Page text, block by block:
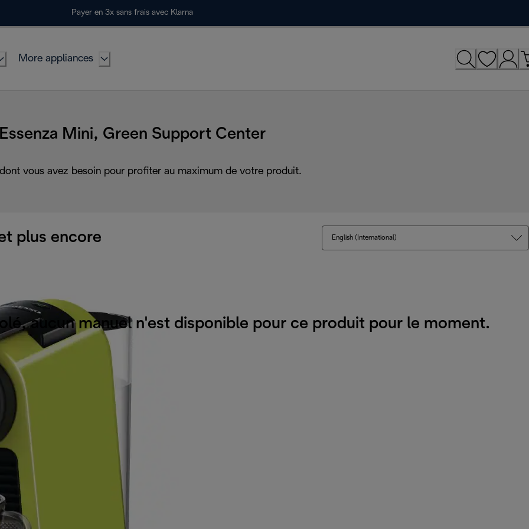
Payer en 3x sans frais avec Klarna
More appliances
Mini, Green Support Center
vous avez besoin pour profiter au maximum de votre produit.
plus encore English (International)
aucun manuel n'est disponible pour ce produit pour le moment.